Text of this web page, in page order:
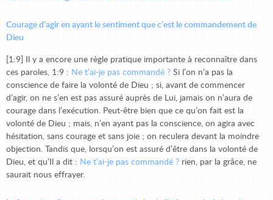
Courage d’agir en ayant le sentiment que c’est le commandement de
Dieu
[1:9] Il y a encore une règle pratique importante à reconnaître dans
ces paroles, 1:9 : Ne t’ai-je pas commandé ? Si l’on n’a pas la
conscience de faire la volonté de Dieu ; si, avant de commencer
d’agir, on ne s’en est pas assuré auprès de Lui, jamais on n’aura de
courage dans l’exécution. Peut-être bien que ce qu’on fait est la
volonté de Dieu ; mais, n’en ayant pas la conscience, on agira avec
hésitation, sans courage et sans joie ; on reculera devant la moindre
objection. Tandis que, lorsqu’on est assuré d’être dans la volonté de
Dieu, et qu’Il a dit : Ne t’ai-je pas commandé ? rien, par la grâce, ne
saurait nous effrayer.